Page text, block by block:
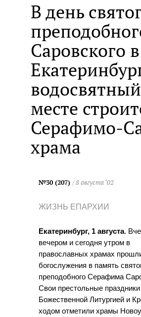
В день
Саровского в
месте
Серафимо-
храма
№30 (207) / 8 августа ‘02
ЖИЗНЬ ЕПАРХИИ
Екатеринбург, 1 августа.
вечером и сегодня утром в
православных храмах
богослужения в память
преподобного Серафима
Свои престольные праздники
Божественной Литургией и
ходом отметили храмы